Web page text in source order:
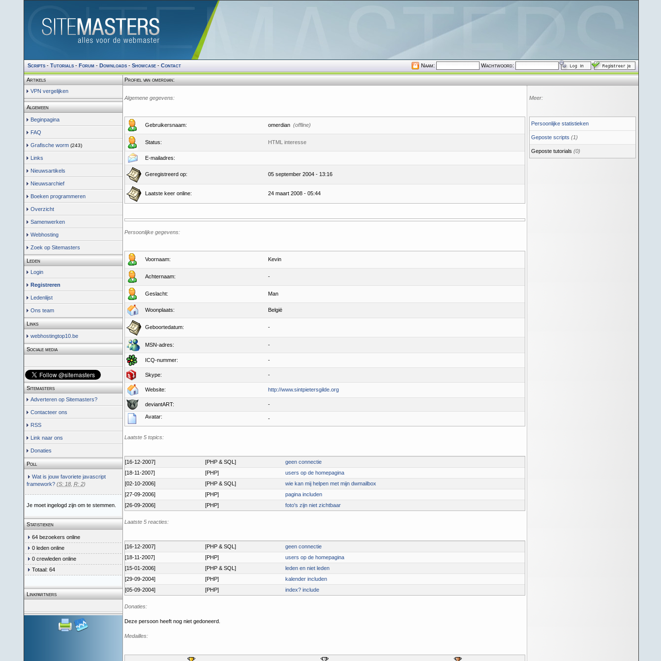
Scripts- Tutorials- Forum- Downloads- Showcase- Contact Naam: Wachtwoord:
Artikels
VPN vergelijken
Algemeen
Beginpagina
FAQ
Grafische worm (243)
Links
Nieuwsartikels
Nieuwsarchief
Boeken programmeren
Overzicht
Samenwerken
Webhosting
Zoek op Sitemasters
Leden
Login
Registreren
Ledenlijst
Ons team
Links
webhostingtop10.be
Sociale media
Sitemasters
Adverteren op Sitemasters?
Contacteer ons
RSS
Link naar ons
Donaties
Poll
Wat is jouw favoriete javascript
framework? (S: 18, R: 2)
Je moet ingelogd zijn om te stemmen.
Statistieken
64 bezoekers online
0 leden online
0 crewleden online
Totaal: 64
Linkpartners
Profiel van omerdian:
Algemene gegevens:
Gebruikersnaam: omerdian (offline)
Status: HTML interesse
E-mailadres:
Geregistreerd op: 05 september 2004 - 13:16
Laatste keer online: 24 maart 2008 - 05:44
Persoonlijke gegevens:
Voornaam: Kevin
Achternaam: -
Geslacht: Man
Woonplaats: België
Geboortedatum: -
MSN-adres: -
ICQ-nummer: -
Skype: -
Website: http://www.sintpietersgilde.org
deviantART: -
Avatar: -
Laatste 5 topics:
[16-12-2007] [PHP & SQL]
geen connectie
[18-11-2007]
[PHP]
users op de homepagina
[02-10-2006]
[PHP & SQL]
wie kan mij helpen met mijn dwmailbox
[27-09-2006]
[PHP]
pagina includen
[26-09-2006]
[PHP] foto's zijn niet zichtbaar
Laatste 5 reacties:
[16-12-2007] [PHP & SQL]
geen connectie
[18-11-2007]
[PHP]
users op de homepagina
[15-01-2006]
[PHP & SQL]
leden en niet leden
[29-09-2004]
[PHP]
kalender includen
[05-09-2004]
[PHP] index? include
Donaties:
Deze persoon heeft nog niet gedoneerd.
Medailles:
Meer:
Persoonlijke statistieken
Geposte scripts (1)
Geposte tutorials (0)